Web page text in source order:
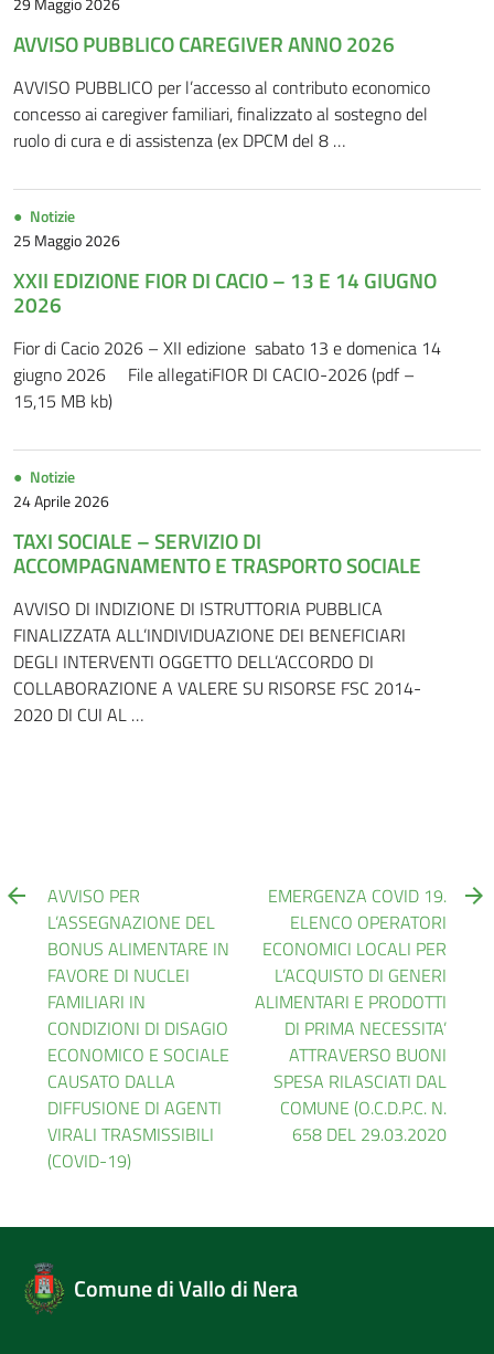
AVVISO PUBBLICO CAREGIVER ANNO 2026
AVVISO PUBBLICO per l’accesso al contributo economico
concesso ai caregiver familiari, finalizzato al sostegno del
ruolo di cura e di assistenza (ex DPCM del 8 …
Notizie
25 Maggio 2026
XXII EDIZIONE FIOR DI CACIO – 13 E 14 GIUGNO
2026
Fior di Cacio 2026 – XII edizione sabato 13 e domenica 14
giugno 2026 File allegatiFIOR DI CACIO-2026 (pdf –
15,15 MB kb)
Notizie
24 Aprile 2026
TAXI SOCIALE – SERVIZIO DI
ACCOMPAGNAMENTO E TRASPORTO SOCIALE
AVVISO DI INDIZIONE DI ISTRUTTORIA PUBBLICA
FINALIZZATA ALL’INDIVIDUAZIONE DEI BENEFICIARI
DEGLI INTERVENTI OGGETTO DELL’ACCORDO DI
COLLABORAZIONE A VALERE SU RISORSE FSC 2014-
2020 DI CUI AL …
AVVISO PER
L’ASSEGNAZIONE DEL
BONUS ALIMENTARE IN
FAVORE DI NUCLEI
FAMILIARI IN
CONDIZIONI DI DISAGIO
ECONOMICO E SOCIALE
CAUSATO DALLA
DIFFUSIONE DI AGENTI
VIRALI TRASMISSIBILI
(COVID-19)
EMERGENZA COVID 19.
ELENCO OPERATORI
ECONOMICI LOCALI PER
L’ACQUISTO DI GENERI
ALIMENTARI E PRODOTTI
DI PRIMA NECESSITA’
ATTRAVERSO BUONI
SPESA RILASCIATI DAL
COMUNE (O.C.D.P.C. N.
658 DEL 29.03.2020
Comune di Vallo di Nera